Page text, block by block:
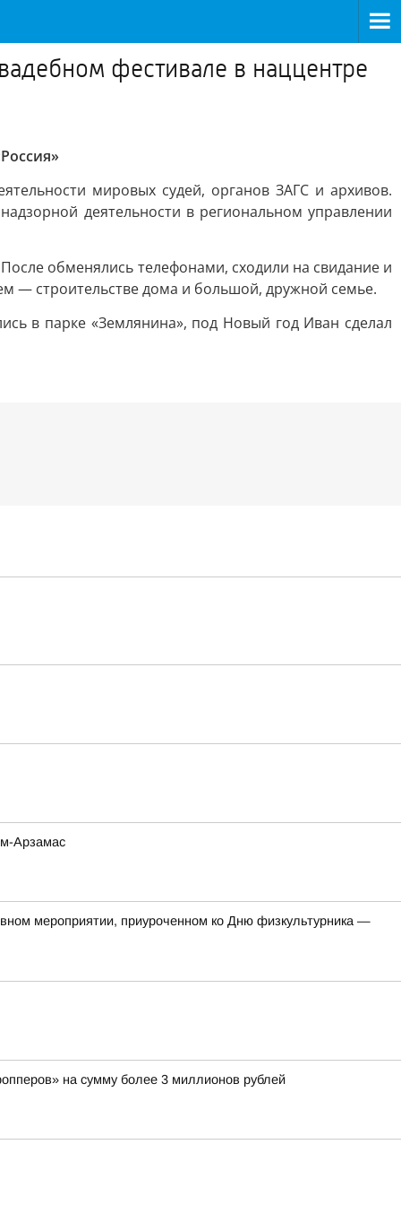
фестивале в наццентре
мировых судей, органов ЗАГС и архивов.
деятельности в региональном управлении
обменялись телефонами, сходили на свидание и
— строительстве дома и большой, дружной семье.
в парке «Землянина», под Новый год Иван сделал
Арзамас
мероприятии, приуроченном ко Дню физкультурника —
на сумму более 3 миллионов рублей